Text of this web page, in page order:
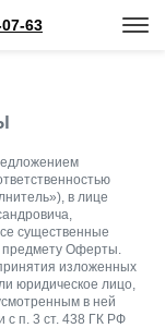
63
в лице
существенные
предмету Оферты.
изложенных
юридическое лицо,
в ней
с п. 3 ст. 438 ГК РФ